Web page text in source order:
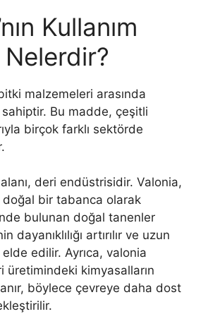
Kullanım
Nelerdir?
malzemeleri arasında
Bu madde, çeşitli
birçok farklı sektörde
deri endüstrisidir. Valonia,
bir tabanca olarak
bulunan doğal tanenler
dayanıklılığı artırılır ve uzun
edilir. Ayrıca, valonia
üretimindeki kimyasalların
böylece çevreye daha dost